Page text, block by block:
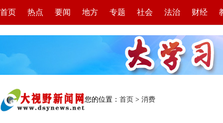
首页 热点 要闻 地方 专题 社会 法治 财经
您的位置： 首页 > 消费